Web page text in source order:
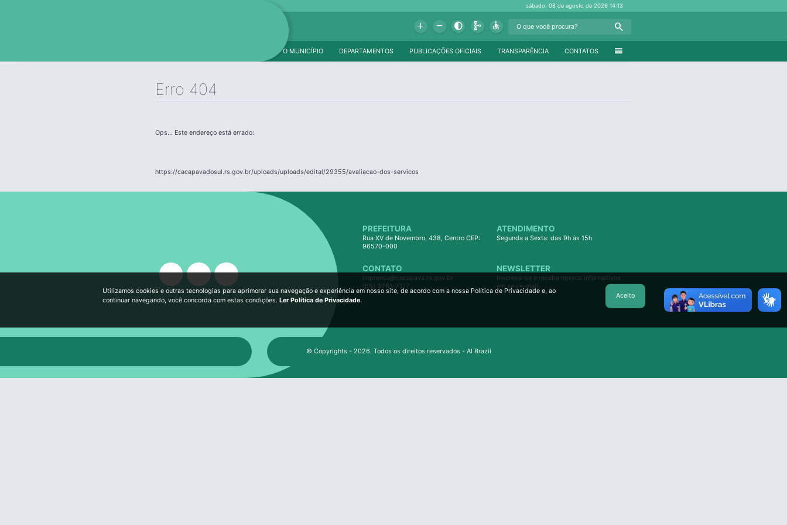
sábado, 08 de agosto de 202614:13
Add Remove Contrast Schema Accessible Search
menu
CONTATOS
TRANSPARÊNCIA
PUBLICAÇÕES OFICIAIS
DEPARTAMENTOS
O MUNICÍPIO
Erro 404
Ops... Este endereço está errado:
https://cacapavadosul.rs.gov.br/uploads/uploads/edital/29355/avaliacao-dos-servicos
PREFEITURA
Rua XV de Novembro, 438, Centro CEP:
96570-000
ATENDIMENTO
Segunda a Sexta: das 9h às 15h
CONTATO
imprensa@cacapava.rs.gov.br
(55) 3281-2177
NEWSLETTER
Inscreva-se e receba nossos informativos
em seu e-mail
© Copyrights - 2026. Todos os direitos reservados - AI Brazil
Utilizamos cookies e outras tecnologias para aprimorar sua navegação e experiência em nosso site, de acordo com a nossa Política de Privacidade e, ao
continuar navegando, você concorda com estas condições. Ler Política de Privacidade.
Aceito